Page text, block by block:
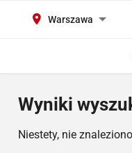
Warszawa
Wyniki
Niestety, nie